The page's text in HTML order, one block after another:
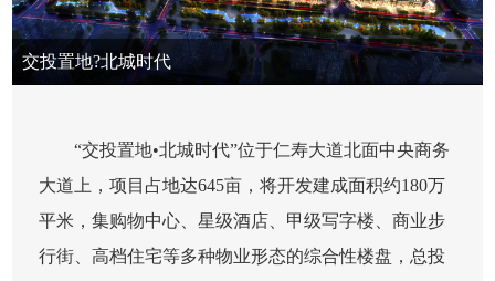
交投置地?北城时代
“交投置地•北城时代”位于仁寿大道北面中央商务
大道上，项目占地达645亩，将开发建成面积约180万
平米，集购物中心、星级酒店、甲级写字楼、商业步
行街、高档住宅等多种物业形态的综合性楼盘，总投